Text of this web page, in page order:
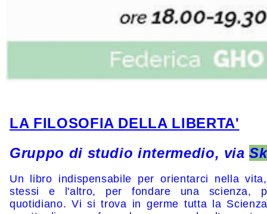
LA FILOSOFIA DELLA LIBERTA'
Gruppo di studio intermedio, via
Un libro indispensabile per orientarci nella
stessi e l'altro, per fondare una scienza,
quotidiano.Vi si trova in germe tutta la